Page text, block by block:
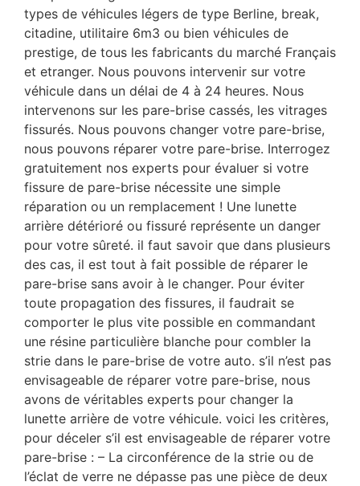
types de véhicules légers de type Berline, break,
citadine, utilitaire 6m3 ou bien véhicules de
prestige, de tous les fabricants du marché Français
et etranger. Nous pouvons intervenir sur votre
véhicule dans un délai de 4 à 24 heures. Nous
intervenons sur les pare-brise cassés, les vitrages
fissurés. Nous pouvons changer votre pare-brise,
nous pouvons réparer votre pare-brise. Interrogez
gratuitement nos experts pour évaluer si votre
fissure de pare-brise nécessite une simple
réparation ou un remplacement ! Une lunette
arrière détérioré ou fissuré représente un danger
pour votre sûreté. il faut savoir que dans plusieurs
des cas, il est tout à fait possible de réparer le
pare-brise sans avoir à le changer. Pour éviter
toute propagation des fissures, il faudrait se
comporter le plus vite possible en commandant
une résine particulière blanche pour combler la
strie dans le pare-brise de votre auto. s’il n’est pas
envisageable de réparer votre pare-brise, nous
avons de véritables experts pour changer la
lunette arrière de votre véhicule. voici les critères,
pour déceler s’il est envisageable de réparer votre
pare-brise : – La circonférence de la strie ou de
l’éclat de verre ne dépasse pas une pièce de deux